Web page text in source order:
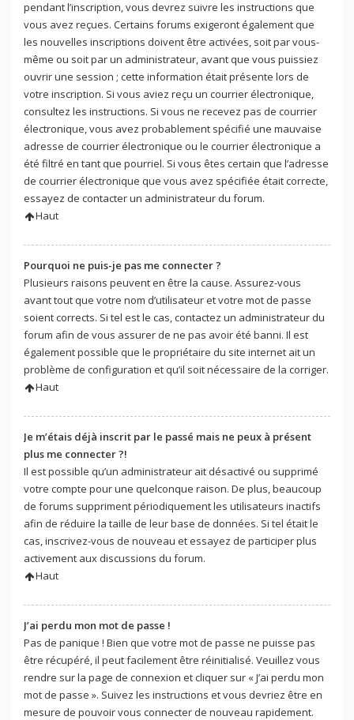
pendant l’inscription, vous devrez suivre les instructions que
vous avez reçues. Certains forums exigeront également que
les nouvelles inscriptions doivent être activées, soit par vous-
même ou soit par un administrateur, avant que vous puissiez
ouvrir une session ; cette information était présente lors de
votre inscription. Si vous aviez reçu un courrier électronique,
consultez les instructions. Si vous ne recevez pas de courrier
électronique, vous avez probablement spécifié une mauvaise
adresse de courrier électronique ou le courrier électronique a
été filtré en tant que pourriel. Si vous êtes certain que l’adresse
de courrier électronique que vous avez spécifiée était correcte,
essayez de contacter un administrateur du forum.
Haut
Pourquoi ne puis-je pas me connecter ?
Plusieurs raisons peuvent en être la cause. Assurez-vous
avant tout que votre nom d’utilisateur et votre mot de passe
soient corrects. Si tel est le cas, contactez un administrateur du
forum afin de vous assurer de ne pas avoir été banni. Il est
également possible que le propriétaire du site internet ait un
problème de configuration et qu’il soit nécessaire de la corriger.
Haut
Je m’étais déjà inscrit par le passé mais ne peux à présent
plus me connecter ?!
Il est possible qu’un administrateur ait désactivé ou supprimé
votre compte pour une quelconque raison. De plus, beaucoup
de forums suppriment périodiquement les utilisateurs inactifs
afin de réduire la taille de leur base de données. Si tel était le
cas, inscrivez-vous de nouveau et essayez de participer plus
activement aux discussions du forum.
Haut
J’ai perdu mon mot de passe !
Pas de panique ! Bien que votre mot de passe ne puisse pas
être récupéré, il peut facilement être réinitialisé. Veuillez vous
rendre sur la page de connexion et cliquer sur « J’ai perdu mon
mot de passe ». Suivez les instructions et vous devriez être en
mesure de pouvoir vous connecter de nouveau rapidement.